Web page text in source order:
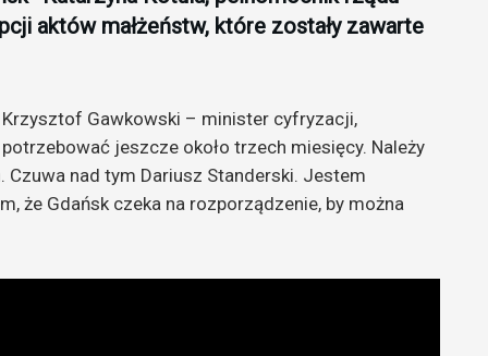
aktów małżeństw, które zostały zawarte
Gawkowski – minister cyfryzacji,
jeszcze około trzech miesięcy. Należy
nad tym Dariusz Standerski. Jestem
że Gdańsk czeka na rozporządzenie, by można